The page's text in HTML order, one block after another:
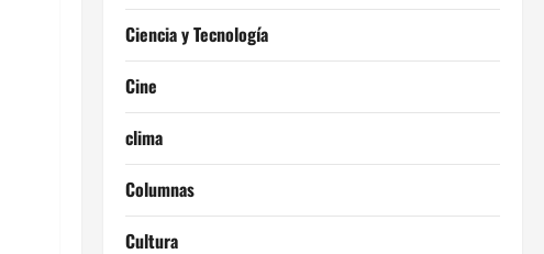
Ciencia y Tecnología
Cine
clima
Columnas
Cultura